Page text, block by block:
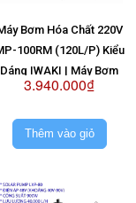
Bơm Hóa Chất 220V
100RM (120L/P) Kiểu
Dáng IWAKI | Máy Bơm
MP100RM 220V
3.940.000₫
Thêm vào giỏ